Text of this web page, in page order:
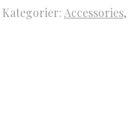
Kategorier:Accessories,